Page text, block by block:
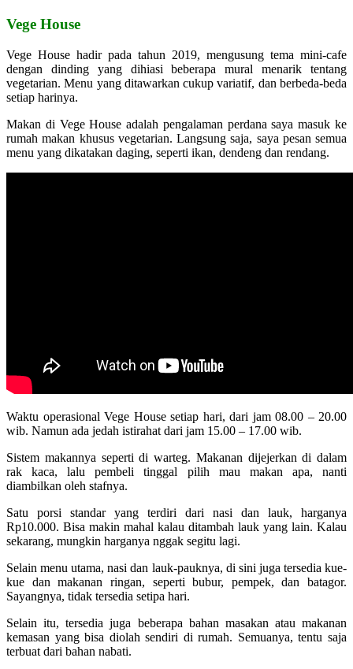
Vege House
Vege House hadir pada tahun 2019, mengusung tema mini-cafe
dengan dinding yang dihiasi beberapa mural menarik tentang
vegetarian. Menu yang ditawarkan cukup variatif, dan berbeda-beda
setiap harinya.
Makan di Vege House adalah pengalaman perdana saya masuk ke
rumah makan khusus vegetarian. Langsung saja, saya pesan semua
menu yang dikatakan daging, seperti ikan, dendeng dan rendang.
Waktu operasional Vege House setiap hari, dari jam 08.00 – 20.00
wib. Namun ada jedah istirahat dari jam 15.00 – 17.00 wib.
Sistem makannya seperti di warteg. Makanan dijejerkan di dalam
rak kaca, lalu pembeli tinggal pilih mau makan apa, nanti
diambilkan oleh stafnya.
Satu porsi standar yang terdiri dari nasi dan lauk, harganya
Rp10.000. Bisa makin mahal kalau ditambah lauk yang lain. Kalau
sekarang, mungkin harganya nggak segitu lagi.
Selain menu utama, nasi dan lauk-pauknya, di sini juga tersedia kue-
kue dan makanan ringan, seperti bubur, pempek, dan batagor.
Sayangnya, tidak tersedia setipa hari.
Selain itu, tersedia juga beberapa bahan masakan atau makanan
kemasan yang bisa diolah sendiri di rumah. Semuanya, tentu saja
terbuat dari bahan nabati.